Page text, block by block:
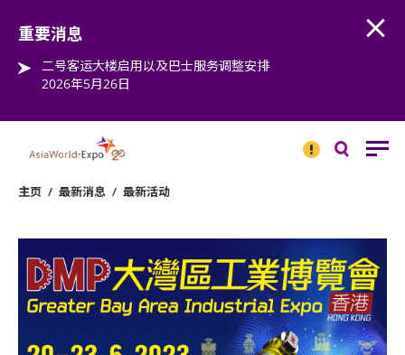
重要消息
二号客运大楼启用以及巴士服务调整安排
2026年5月26日
消息
主页 / 最新消息 / 最新活动